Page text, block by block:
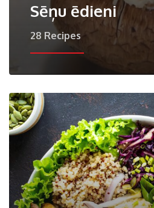
Sēņu ēdieni
28 Recipes